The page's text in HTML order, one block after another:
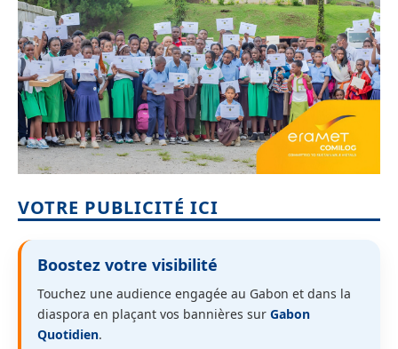
VOTRE PUBLICITÉ ICI
Boostez votre visibilité
Touchez une audience engagée au Gabon et dans la
diaspora en plaçant vos bannières sur Gabon
Quotidien.